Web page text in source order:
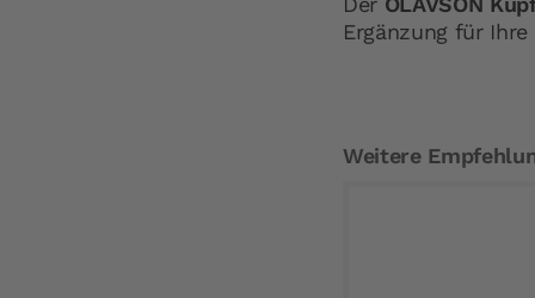
Ergänzung für Ihre
Weitere